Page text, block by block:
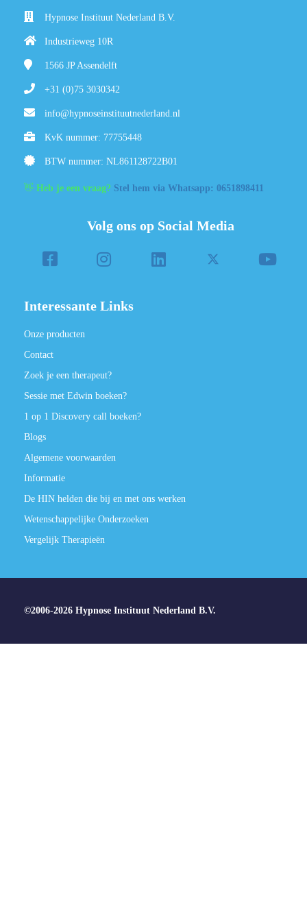
Hypnose Instituut Nederland B.V.
Industrieweg 10R
1566 JPAssendelft
+31 (0)75 3030342
info@hypnoseinstituutnederland.nl
KvK nummer: 77755448
BTW nummer: NL861128722B01
👋 Heb je een vraag? Stel hem via Whatsapp: 0651898411
Volg ons op Social Media
Interessante Links
Onze producten
Contact
Zoek je een therapeut?
Sessie met Edwin boeken?
1 op 1 Discovery call boeken?
Blogs
Algemene voorwaarden
Informatie
De HIN helden die bij en met ons werken
Wetenschappelijke Onderzoeken
Vergelijk Therapieën
©2006-2026 Hypnose Instituut Nederland B.V.